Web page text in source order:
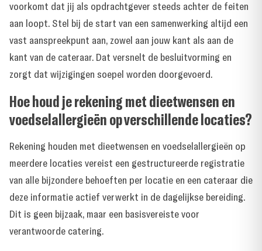
voorkomt dat jij als opdrachtgever steeds achter de feiten
aan loopt. Stel bij de start van een samenwerking altijd een
vast aanspreekpunt aan, zowel aan jouw kant als aan de
kant van de cateraar. Dat versnelt de besluitvorming en
zorgt dat wijzigingen soepel worden doorgevoerd.
Hoe houd je rekening met dieetwensen en
voedselallergieën op verschillende locaties?
Rekening houden met dieetwensen en voedselallergieën op
meerdere locaties vereist een gestructureerde registratie
van alle bijzondere behoeften per locatie en een cateraar die
deze informatie actief verwerkt in de dagelijkse bereiding.
Dit is geen bijzaak, maar een basisvereiste voor
verantwoorde catering.